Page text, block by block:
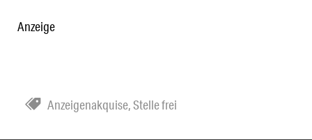
Anzeige
Anzeigenakquise,Stelle frei